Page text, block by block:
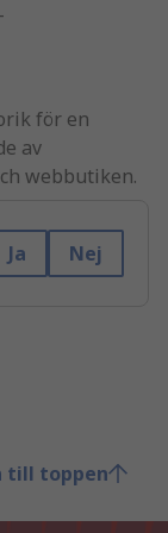
för en
av
webbutiken.
Ja Nej
till toppen